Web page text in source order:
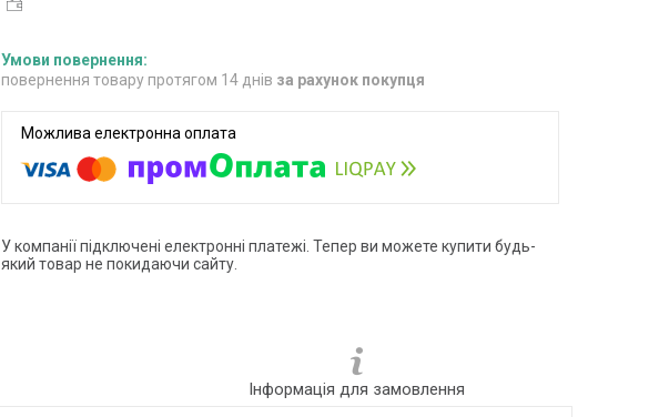
повернення товару протягом 14 днів за рахунок покупця
У компанії підключені електронні платежі. Тепер ви можете купити будь-
який товар не покидаючи сайту.
Інформація для замовлення